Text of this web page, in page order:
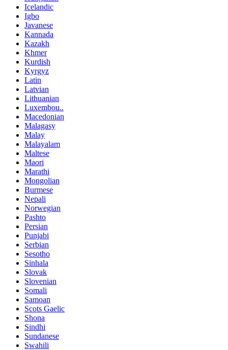
Icelandic
Igbo
Javanese
Kannada
Kazakh
Khmer
Kurdish
Kyrgyz
Latin
Latvian
Lithuanian
Luxembou..
Macedonian
Malagasy
Malay
Malayalam
Maltese
Maori
Marathi
Mongolian
Burmese
Nepali
Norwegian
Pashto
Persian
Punjabi
Serbian
Sesotho
Sinhala
Slovak
Slovenian
Somali
Samoan
Scots Gaelic
Shona
Sindhi
Sundanese
Swahili